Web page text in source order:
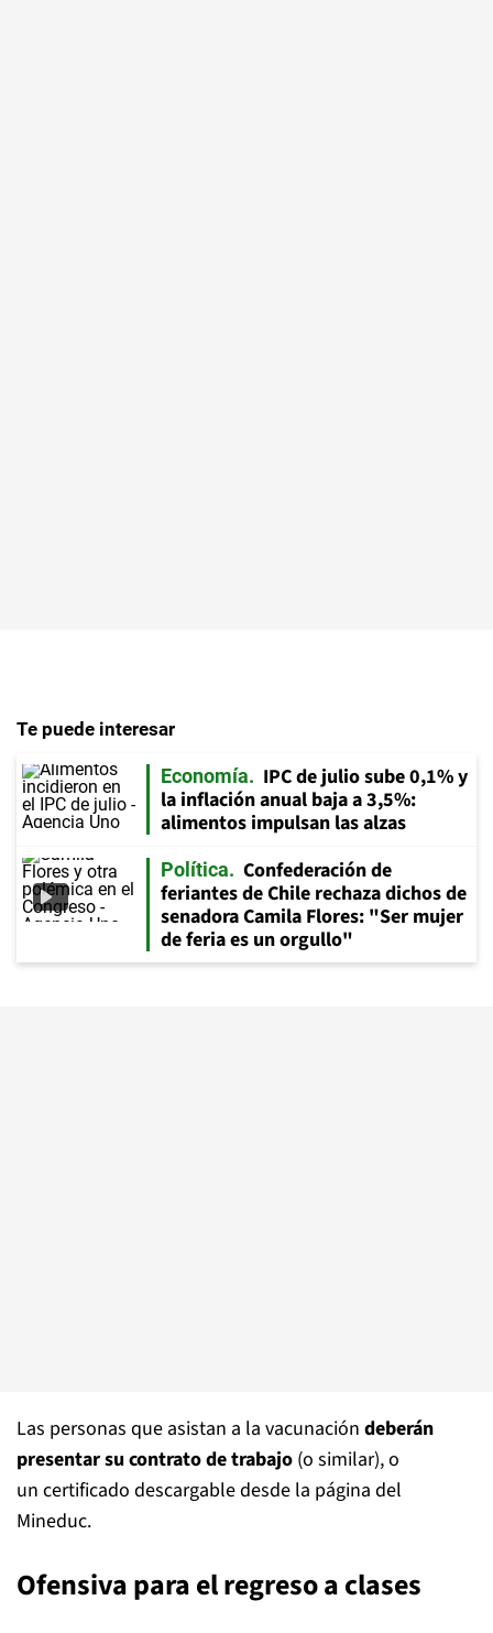
Te puede interesar
Economía
IPC de julio sube 0,1% y
la inflación anual baja a 3,5%:
alimentos impulsan las alzas
Política
Confederación de
feriantes de Chile rechaza dichos de
senadora Camila Flores: "Ser mujer
de feria es un orgullo"
Las personas que asistan a la vacunación deberán
presentar su contrato de trabajo (o similar), o
un certificado descargable desde la página del
Mineduc.
Ofensiva para el regreso a clases